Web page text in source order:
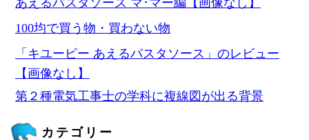
100均で買う物・買わない物
「キユーピー あえるパスタソース」のレビュー
【画像なし】
第２種電気工事士の学科に複線図が出る背景
カテゴリー